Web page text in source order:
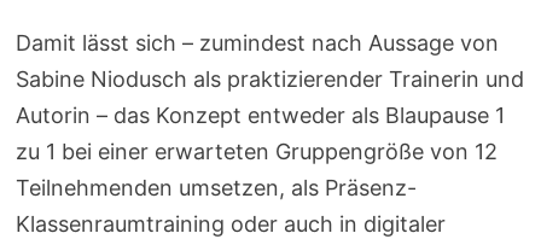
Damit lässt sich – zumindest nach Aussage von
Sabine Niodusch als praktizierender Trainerin und
Autorin – das Konzept entweder als Blaupause 1
zu 1 bei einer erwarteten Gruppengröße von 12
Teilnehmenden umsetzen, als Präsenz-
Klassenraumtraining oder auch in digitaler